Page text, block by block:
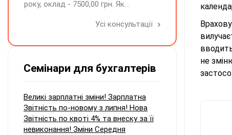
не
року, оклад - 7500,00 грн. Як
невикористаних днів відпустки при
Усі консультації
Семінари для бухгалтерів
Великі зарплатні зміни! Зарплатна
Звітність по-новому з липня! Нова
Звітність по квоті 4% та внеску за її
невиконання! Зміни Середня